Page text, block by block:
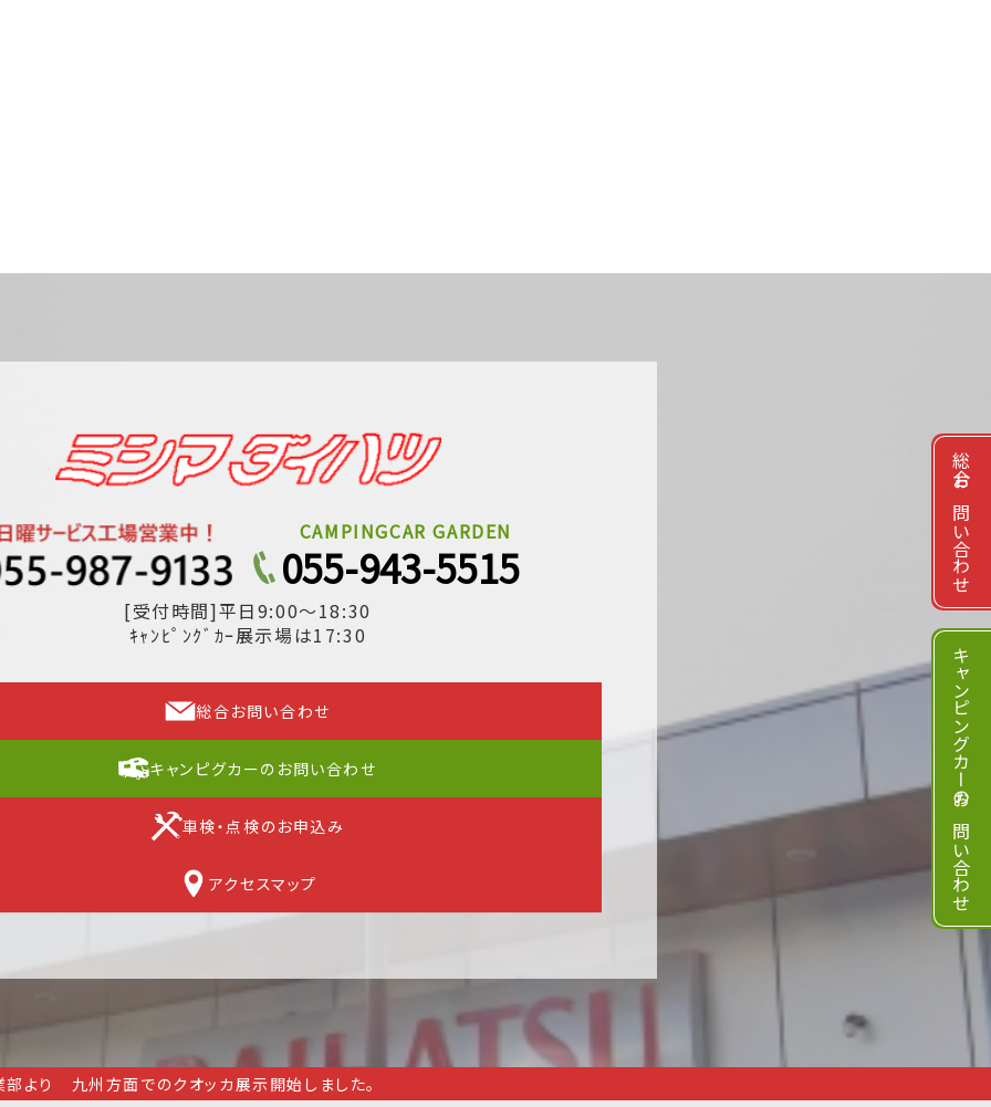
CAMPINGCAR GARDEN
055-943-5515
[受付時間]平日9:00～18:30
ｷｬﾝﾋﾟﾝｸﾞｶｰ展示場は17:30
総合お問い合わせ
キャンピグカーのお問い合わせ
車検・点検のお申込み
アクセスマップ
部より 九州方面でのクオッカ展示開始しました。
総合お問い合わせ
キャンピングカーのお問い合わせ